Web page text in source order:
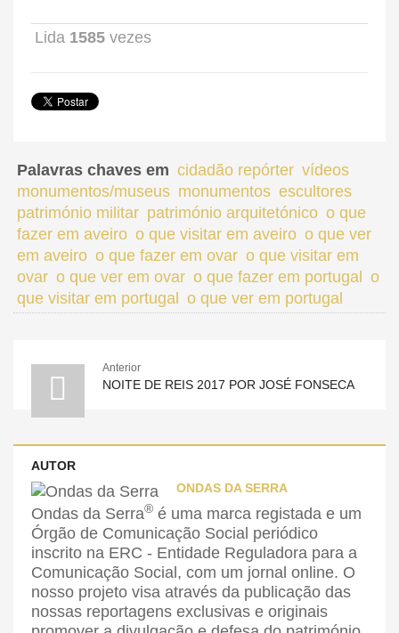
Lida 1585 vezes
Palavras chaves em cidadão repórter vídeos
monumentos/museus monumentos escultores
património militar património arquitetónico o que
fazer em aveiro o que visitar em aveiro o que ver
em aveiro o que fazer em ovar o que visitar em
ovar o que ver em ovar o que fazer em portugal o
que visitar em portugal o que ver em portugal
Anterior
NOITE DE REIS 2017 POR JOSÉ FONSECA
AUTOR
ONDAS DA SERRA
Ondas da Serra® é uma marca registada e um
Órgão de Comunicação Social periódico
inscrito na ERC - Entidade Reguladora para a
Comunicação Social, com um jornal online. O
nosso projeto visa através da publicação das
nossas reportagens exclusivas e originais